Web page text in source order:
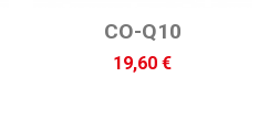
CO-Q10
19,60 €